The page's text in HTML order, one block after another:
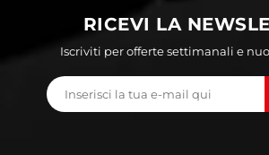
RICEVI LA
Iscriviti per offerte settimanali e